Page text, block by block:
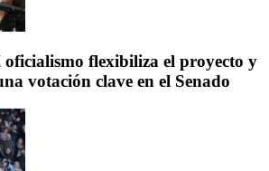
flexibiliza el proyecto y
votación clave en el Senado